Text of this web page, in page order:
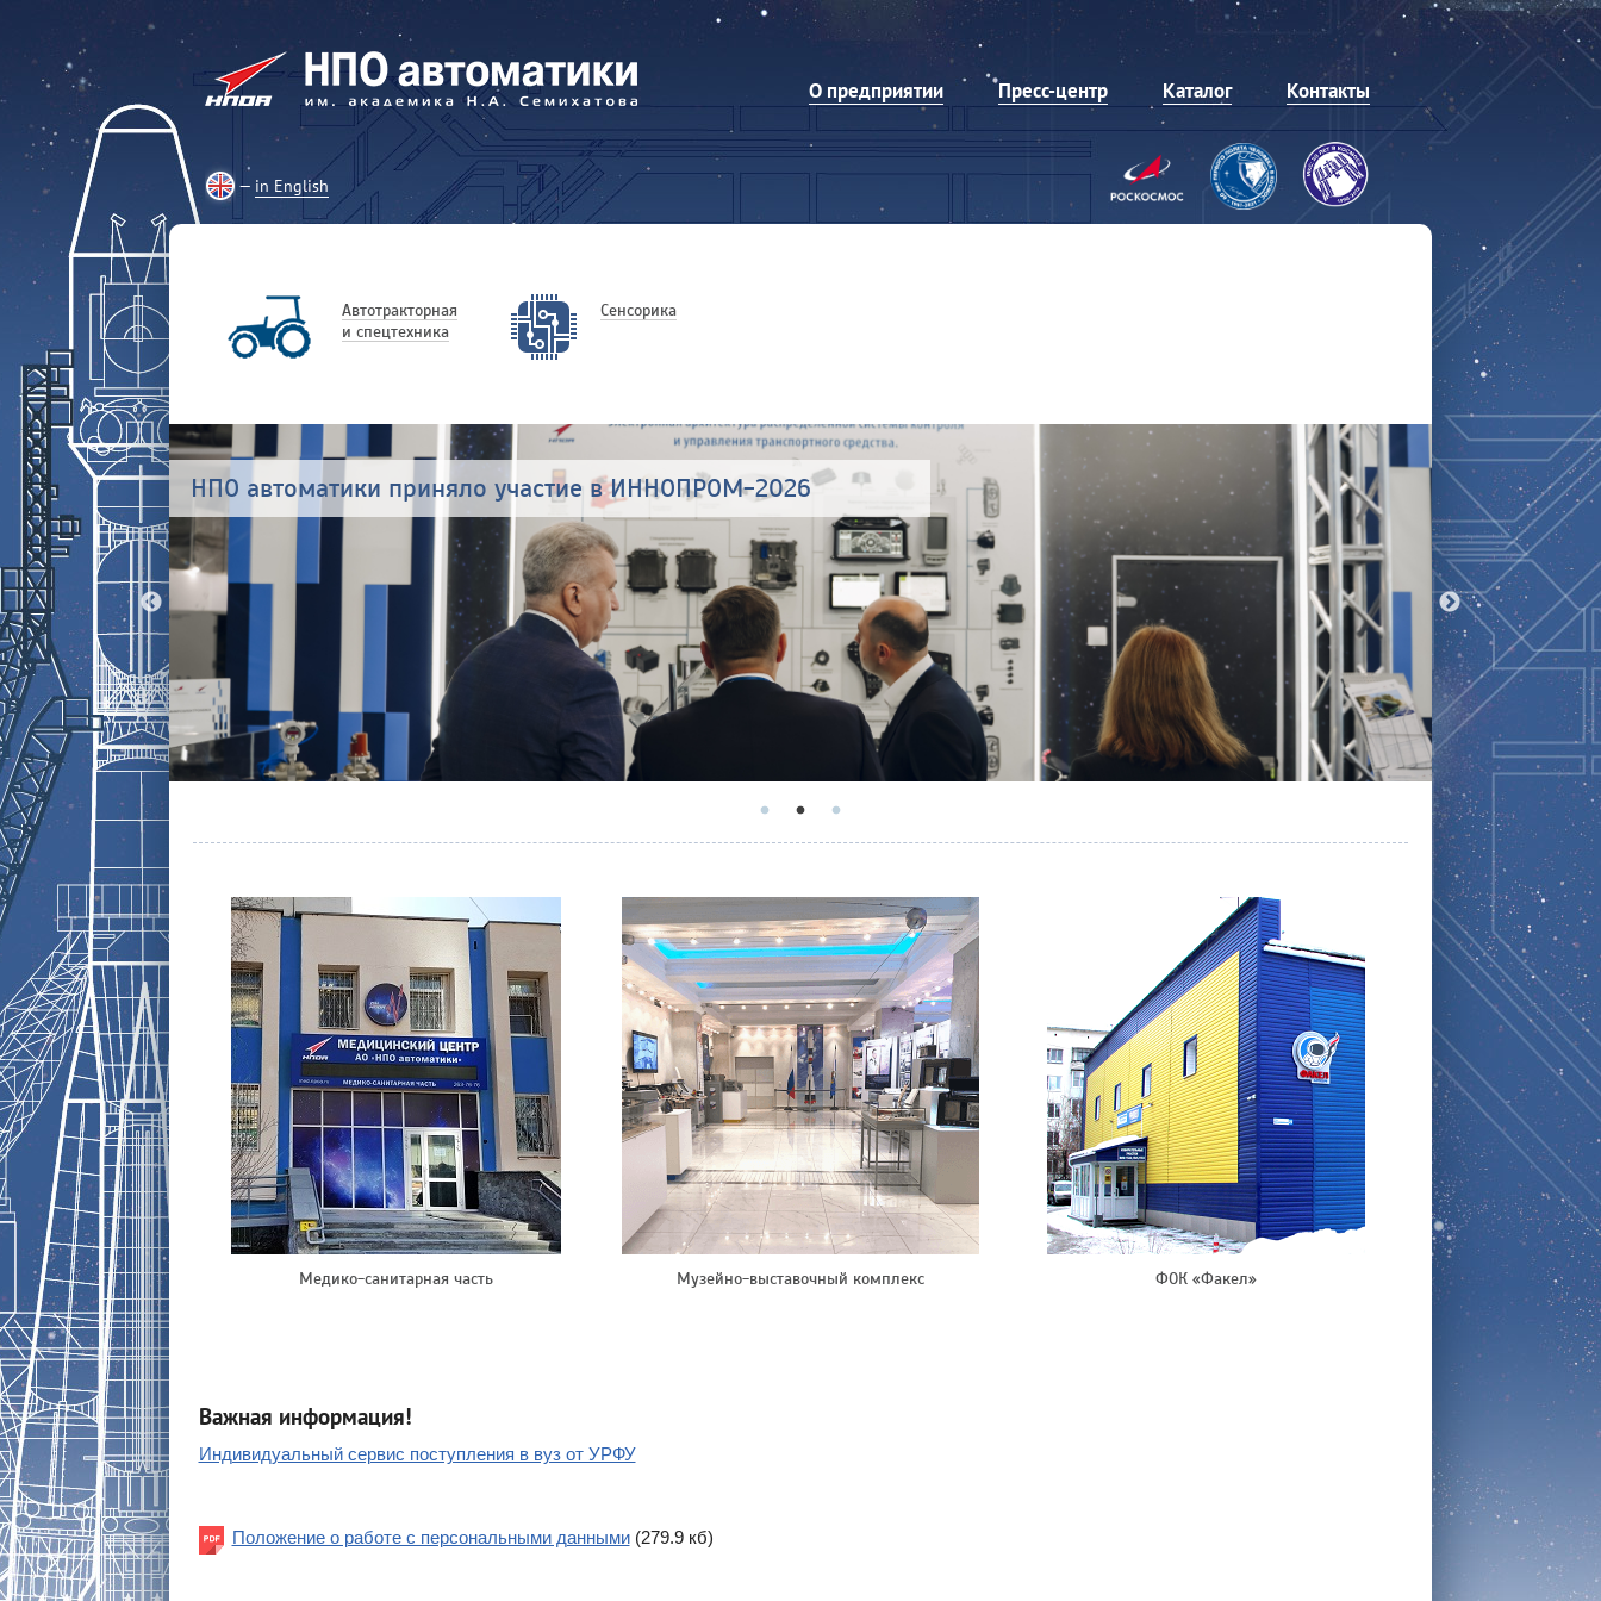
О предприятии Пресс-центр Каталог Контакты
in English
Автотракторная
и спецтехника
Сенсорика
НПО автоматики приняло участие в ИННОПРОМ-2026
автоматики
Медико-санитарная часть Музейно-выставочный комплекс ФОК «Факел»
Важная информация!
Индивидуальный сервис поступления в вуз от УРФУ
Положение о работе с персональными данными(279.9 кб)